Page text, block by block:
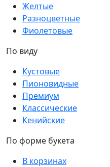
Желтые
Разноцветные
Фиолетовые
По виду
Кустовые
Пионовидные
Премиум
Классические
Кенийские
По форме букета
В корзинах